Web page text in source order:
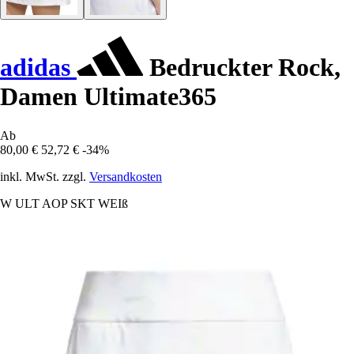
adidas
Bedruckter Rock,
Damen Ultimate365
Ab
80,00 € 52,72 € -34%
inkl. MwSt. zzgl. Versandkosten
W ULT AOP SKT WEIß